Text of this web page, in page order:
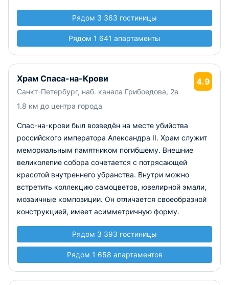
Рядом 3 363 гостиницы
Рядом 1 641 апартаменты
Храм Спаса-на-Крови
Санкт-Петербург, наб. канала Грибоедова, 2а
1.8 км до центра города
4.9
Спас-на-крови был возведён на месте убийства
российского императора Александра II. Храм служит
мемориальным памятником погибшему. Внешние
великолепие собора сочетается с потрясающей
красотой внутреннего убранства. Внутри можно
встретить коллекцию самоцветов, ювелирной эмали,
мозаичные композиции. Он отличается своеобразной
конструкцией, имеет асимметричную форму.
Рядом 3 393 гостиницы
Рядом 1 658 апартаментов